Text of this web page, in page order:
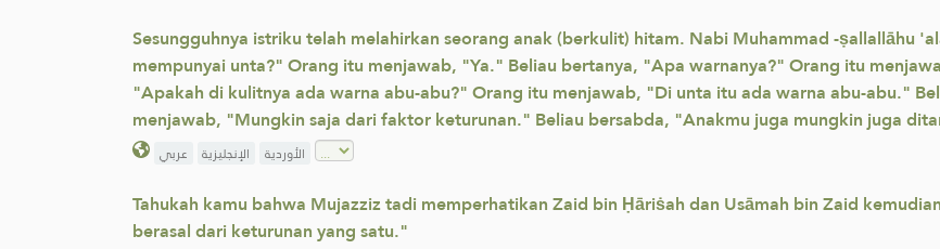
Sesungguhnya istriku telah melahirkan seorang anak (berkulit) hitam. Nabi Muhammad -ṣallallāhu
mempunyai unta?" Orang itu menjawab, "Ya." Beliau bertanya, "Apa warnanya?" Orang itu
"Apakah di kulitnya ada warna abu-abu?" Orang itu menjawab, "Di unta itu ada warna abu-abu."
menjawab, "Mungkin saja dari faktor keturunan." Beliau bersabda, "Anakmu juga mungkin juga
عربي الإنجليزية الأوردية
Tahukah kamu bahwa Mujazziz tadi memperhatikan Zaid bin Ḥāriṡah dan Usāmah bin Zaid
berasal dari keturunan yang satu."